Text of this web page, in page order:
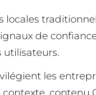
locales
de
utilisateurs.
les